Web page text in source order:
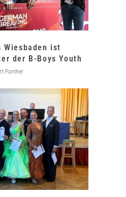
Wiesbaden ist
der B-Boys Youth
Panther